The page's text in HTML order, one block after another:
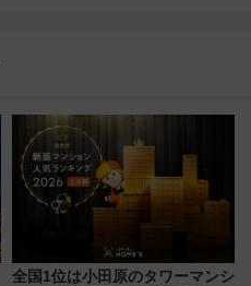
全国1位は小田原のタワーマンシ